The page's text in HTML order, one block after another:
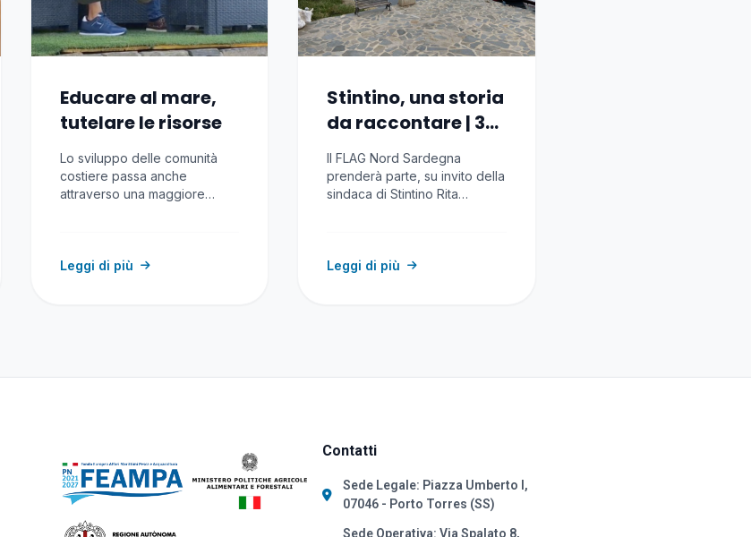
Educare al mare,
tutelare le risorse
Lo sviluppo delle comunità
costiere passa anche
attraverso una maggiore
Leggi di più
Stintino, una storia
da raccontare | 3-
5 luglio 2026
Il FLAG Nord Sardegna
prenderà parte, su invito della
sindaca di Stintino Rita
Leggi di più
Contatti
Sede Legale: Piazza Umberto I,
07046 - Porto Torres (SS)
Sede Operativa: Via Spalato 8,